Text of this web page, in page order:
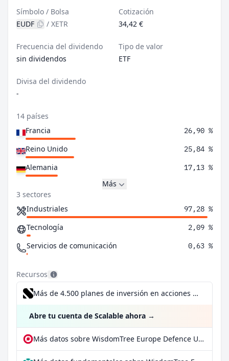
Símbolo / Bolsa
EUDF
/ XETR
Cotización
34,42 €
Frecuencia del dividendo
sin dividendos
Tipo de valor
ETF
Divisa del dividendo
-
14 países
Francia
26,90 %
Reino Unido 25,84 %
Alemania 17,13 %
Más
3 sectores
Industriales
97,28 %
Tecnología 2,09 %
Servicios de comunicación 0,63 %
Recursos
Más de 4.500 planes de inversión en acciones desde 1 €
Abre tu cuenta de Scalable ahora →
Más datos sobre WisdomTree Europe Defence UCITS ETF - EUR Acc en extraETF